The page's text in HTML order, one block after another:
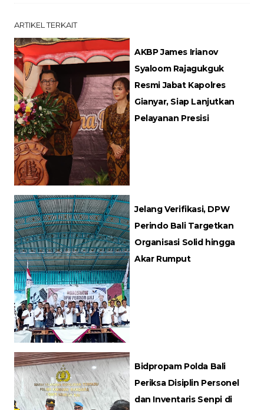
ARTIKEL TERKAIT
AKBP James Irianov
Syaloom Rajagukguk
Resmi Jabat Kapolres
Gianyar, Siap Lanjutkan
Pelayanan Presisi
Jelang Verifikasi, DPW
Perindo Bali Targetkan
Organisasi Solid hingga
Akar Rumput
Bidpropam Polda Bali
Periksa Disiplin Personel
dan Inventaris Senpi di